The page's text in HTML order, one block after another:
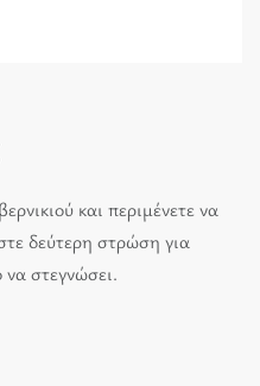
και περιμένετε να
δεύτερη στρώση για
στεγνώσει.